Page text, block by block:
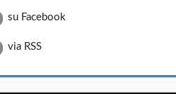
su Facebook
via RSS